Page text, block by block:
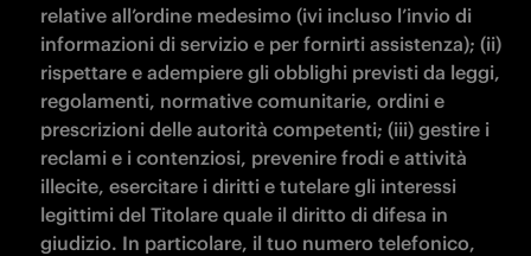
relative all’ordine medesimo (ivi incluso l’invio di
informazioni di servizio e per fornirti assistenza); (ii)
rispettare e adempiere gli obblighi previsti da leggi,
regolamenti, normative comunitarie, ordini e
prescrizioni delle autorità competenti; (iii) gestire i
reclami e i contenziosi, prevenire frodi e attività
illecite, esercitare i diritti e tutelare gli interessi
legittimi del Titolare quale il diritto di difesa in
giudizio. In particolare, il tuo numero telefonico,